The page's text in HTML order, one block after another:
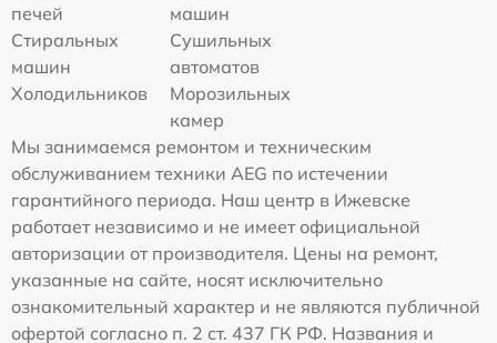
печей
машин
Стиральных
машин
Сушильных
автоматов
Холодильников
Морозильных
камер
Мы занимаемся ремонтом и техническим
обслуживанием техники AEG по истечении
гарантийного периода. Наш центр в Ижевске
работает независимо и не имеет официальной
авторизации от производителя. Цены на ремонт,
указанные на сайте, носят исключительно
ознакомительный характер и не являются публичной
офертой согласно п. 2 ст. 437 ГК РФ. Названия и